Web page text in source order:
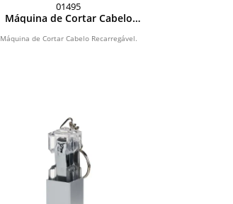
01495
Máquina de Cortar Cabelo
Máquina de Cortar Cabelo Recarregável.